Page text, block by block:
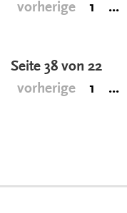
vorherige
1 ...
Seite 38 von 22
vorherige
1 ...